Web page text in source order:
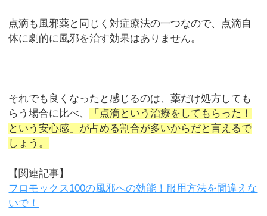
点滴も風邪薬と同じく対症療法の一つなので、点滴自
体に劇的に風邪を治す効果はありません。
それでも良くなったと感じるのは、薬だけ処方しても
らう場合に比べ、
「点滴という治療をしてもらった！
という安心感」が占める割合が多いからだと言えるで
しょう。
【関連記事】
フロモックス100の風邪への効能！服用方法を間違えな
いで！